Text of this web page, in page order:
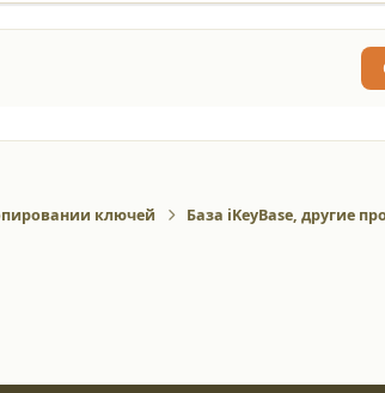
ключей База iKeyBase, другие